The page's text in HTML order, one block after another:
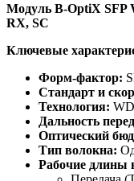
Модуль B-OptiX SFP
RX, SC
Ключевые
Форм-фактор:
Стандарт и
Технология:
Дальность
Оптический
Тип волокна:
Рабочие длины